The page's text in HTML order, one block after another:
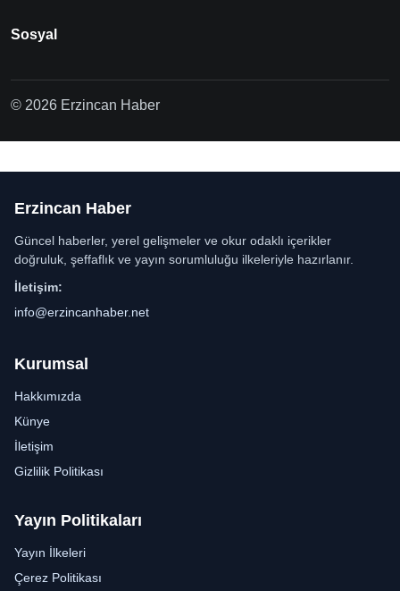
Sosyal
© 2026 Erzincan Haber
Erzincan Haber
Güncel haberler, yerel gelişmeler ve okur odaklı içerikler
doğruluk, şeffaflık ve yayın sorumluluğu ilkeleriyle hazırlanır.
İletişim:
info@erzincanhaber.net
Kurumsal
Hakkımızda
Künye
İletişim
Gizlilik Politikası
Yayın Politikaları
Yayın İlkeleri
Çerez Politikası